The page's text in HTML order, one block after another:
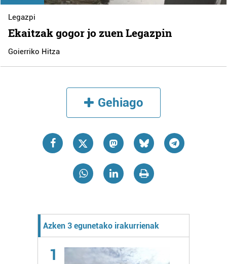
Legazpi
Ekaitzak gogor jo zuen Legazpin
Goierriko Hitza
Gehiago
Azken 3 egunetako irakurrienak
1